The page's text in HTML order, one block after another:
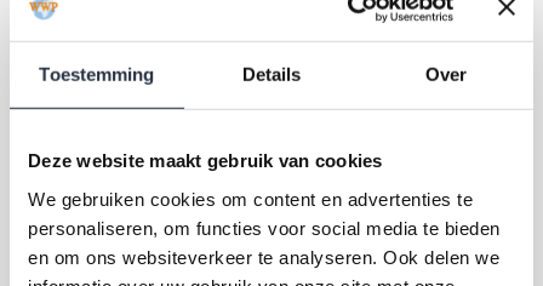
Toestemming Details Over
Deze website maakt gebruik van cookies
We gebruiken cookies om content en advertenties te
personaliseren, om functies voor social media te bieden
en om ons websiteverkeer te analyseren. Ook delen we
· stabiele interesse vanuit de vastgoedmarkt
Daarom blijven golfgebieden aantrekkelijk, zowel voor
eigen gebruik als investering.
Tot slot
Deze golfgebieden maken deel uit van het werkgebied